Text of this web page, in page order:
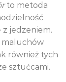
to metoda
jedzeniem.
maluchów
również tych
sztućcami.